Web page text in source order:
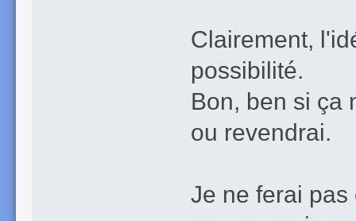
Clairement,
possibilité.
Bon, ben si ça
ou revendrai.
Je ne ferai